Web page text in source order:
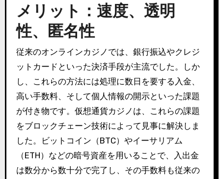
メリット：速度、透明
性、匿名性
従来のオンラインカジノでは、銀行振込やクレジ
ットカードといった決済手段が主流でした。しか
し、これらの方法には処理に数日を要する入金、
高い手数料、そして個人情報の開示といった課題
が付き物です。仮想通貨カジノは、これらの課題
をブロックチェーン技術によって見事に解決しま
した。ビットコイン（BTC）やイーサリアム
（ETH）などの暗号資産を用いることで、入出金
は数分から数十分で完了し、その手数料も従来の